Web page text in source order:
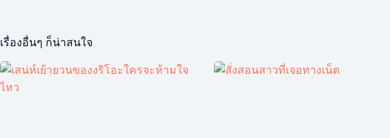
เรื่องอื่นๆ ก็น่าสนใจ